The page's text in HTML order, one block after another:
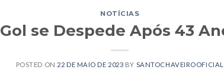
NOTÍCIAS
Gol se Despede Após 43
POSTED ON 22 DE MAIO DE 2023 BY SANTOCHAVEIROOFICIAL